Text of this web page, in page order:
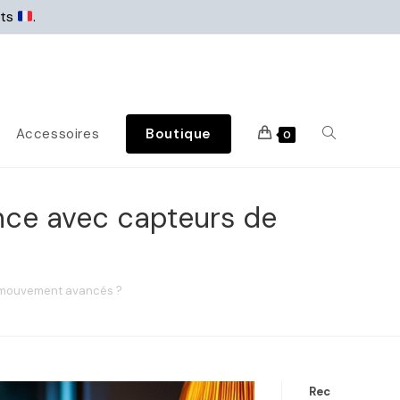
.
Accessoires Boutique 0
avec capteurs de
avancés ?
Rec